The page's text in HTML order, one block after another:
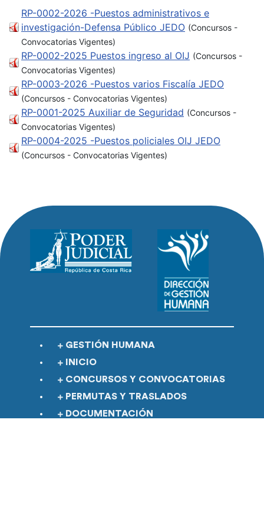
RP-0002-2026 -Puestos administrativos e
investigación-Defensa Público JEDO (Concursos -
Convocatorias Vigentes)
RP-0002-2025 Puestos ingreso al OIJ (Concursos -
Convocatorias Vigentes)
RP-0003-2026 -Puestos varios Fiscalía JEDO
(Concursos - Convocatorias Vigentes)
RP-0001-2025 Auxiliar de Seguridad (Concursos -
Convocatorias Vigentes)
RP-0004-2025 -Puestos policiales OIJ JEDO
(Concursos - Convocatorias Vigentes)
GESTIÓN HUMANA
INICIO
CONCURSOS Y CONVOCATORIAS
PERMUTAS Y TRASLADOS
DOCUMENTACIÓN